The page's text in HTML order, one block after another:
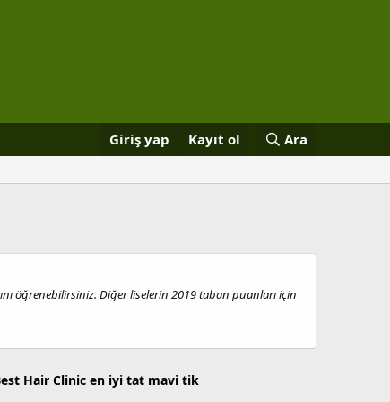
Giriş yap Kayıt ol Ara
öğrenebilirsiniz. Diğer liselerin 2019 taban puanları için
Hair Clinic en iyi tat mavi tik